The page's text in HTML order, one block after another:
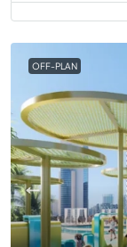
OFF-PLAN